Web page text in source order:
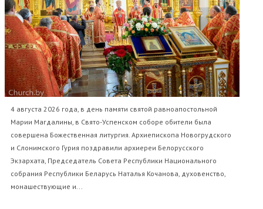
4 августа 2026 года, в день памяти святой равноапостольной
Марии Магдалины, в Свято-Успенском соборе обители была
совершена Божественная литургия. Архиепископа Новогрудского
и Слонимского Гурия поздравили архиереи Белорусского
Экзархата, Председатель Совета Республики Национального
собрания Республики Беларусь Наталья Кочанова, духовенство,
монашествующие и...